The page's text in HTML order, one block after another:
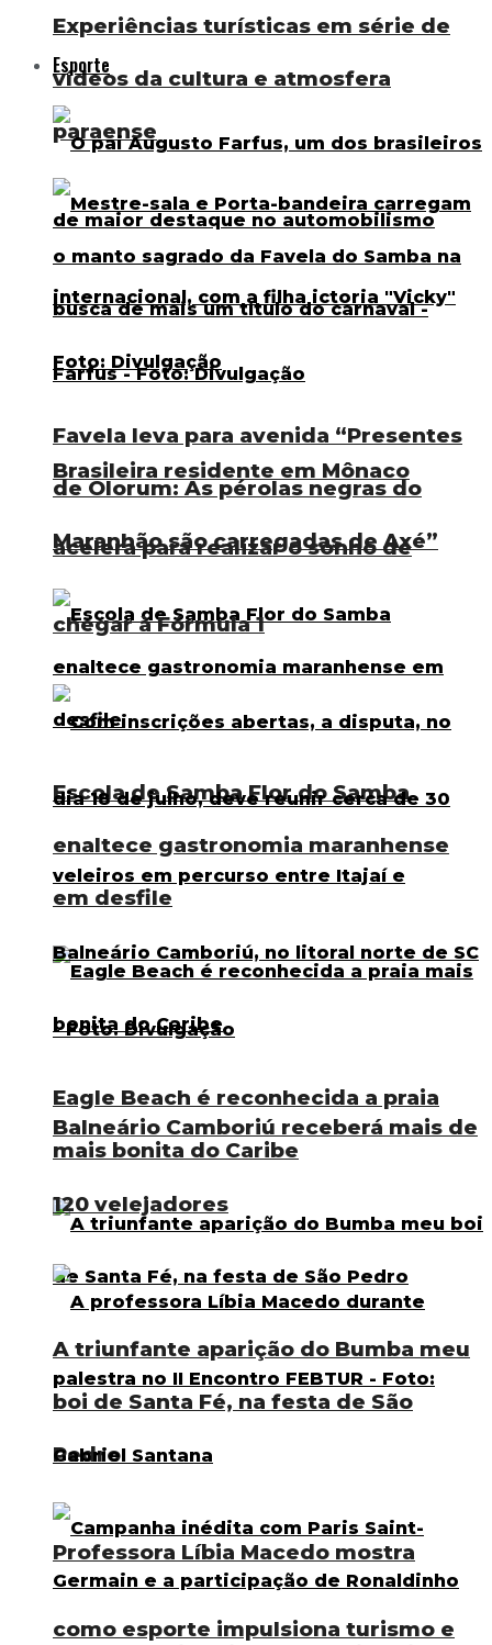
Experiências turísticas em série de
vídeos da cultura e atmosfera
paraense
Favela leva para avenida “Presentes
de Olorum: As pérolas negras do
Maranhão são carregadas de Axé”
Escola de Samba Flor do Samba
enaltece gastronomia maranhense
em desfile
Eagle Beach é reconhecida a praia
mais bonita do Caribe
A triunfante aparição do Bumba meu
boi de Santa Fé, na festa de São
Pedro
Esporte
Brasileira residente em Mônaco
acelera para realizar o sonho de
chegar à Fórmula 1
Balneário Camboriú receberá mais de
120 velejadores
Professora Líbia Macedo mostra
como esporte impulsiona turismo e